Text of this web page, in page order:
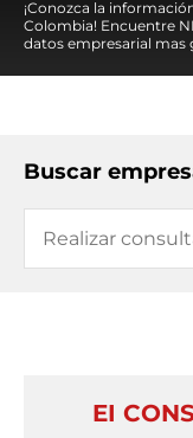
¡Conozca la
Colombia! Encuentre
datos empresarial mas
Buscar
EI